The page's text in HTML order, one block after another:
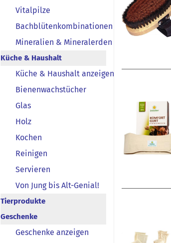
Vitalpilze
Bachblütenkombinationen
Mineralien & Mineralerden
Küche & Haushalt
Küche & Haushalt anzeigen
Bienenwachstücher
Glas
Holz
Kochen
Reinigen
Servieren
Von Jung bis Alt-Genial!
Tierprodukte
Geschenke
Geschenke anzeigen